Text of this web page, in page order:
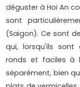
déguster à Hoi An
sont
(Saigon). Ce sont
qui, lorsqu'ils sont
ronds et faciles à
séparément, bien